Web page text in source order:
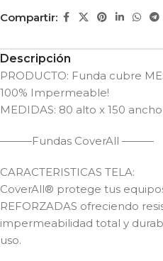
Compartir:
Descripción
PRODUCTO: Funda cubre
100% Impermeable!
MEDIDAS: 80 alto x 150
———Fundas CoverAll ———
CARACTERISTICAS TELA:
CoverAll® protege tus
REFORZADAS ofreciendo
impermeabilidad total y
uso.